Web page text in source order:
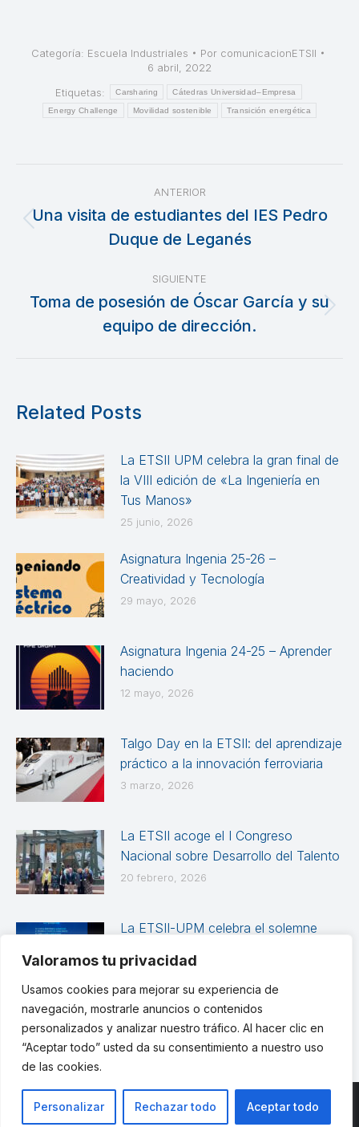
Valoramos tu privacidad
Usamos cookies para mejorar su experiencia de
navegación, mostrarle anuncios o contenidos
personalizados y analizar nuestro tráfico. Al hacer clic en
“Aceptar todo” usted da su consentimiento a nuestro uso
de las cookies.
Personalizar Rechazar todo Aceptar todo
Categoría: Escuela Industriales Por comunicacionETSII
6 abril, 2022
Etiquetas:
Carsharing Cátedras Universidad–Empresa
Energy Challenge Movilidad sostenible Transición energética
Navegación
entre
publicaciones
ANTERIOR
anterior:
Una visita de estudiantes del IES Pedro
Duque de Leganés
SIGUIENTE
siguiente:
Toma de posesión de Óscar García y su
equipo de dirección.
Related Posts
La ETSII UPM celebra la gran final de
la VIII edición de «La Ingeniería en
Tus Manos»
25 junio, 2026
Asignatura Ingenia 25-26 –
Creatividad y Tecnología
29 mayo, 2026
Asignatura Ingenia 24-25 – Aprender
haciendo
12 mayo, 2026
Talgo Day en la ETSII: del aprendizaje
práctico a la innovación ferroviaria
3 marzo, 2026
La ETSII acoge el I Congreso
Nacional sobre Desarrollo del Talento
20 febrero, 2026
La ETSII-UPM celebra el solemne
las promociones 2024-2025
12 febrero, 2026